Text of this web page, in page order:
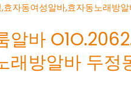
알바
래방알바 두정